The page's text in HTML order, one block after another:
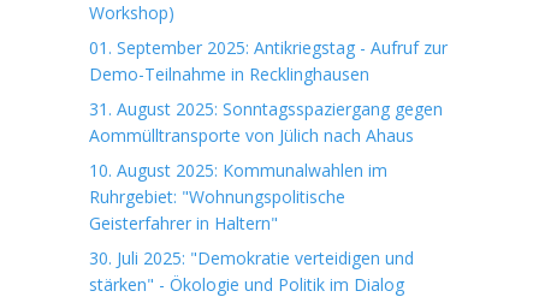
Workshop)
01. September 2025: Antikriegstag - Aufruf zur
Demo-Teilnahme in Recklinghausen
31. August 2025: Sonntagsspaziergang gegen
Aommülltransporte von Jülich nach Ahaus
10. August 2025: Kommunalwahlen im
Ruhrgebiet: "Wohnungspolitische
Geisterfahrer in Haltern"
30. Juli 2025: "Demokratie verteidigen und
stärken" - Ökologie und Politik im Dialog